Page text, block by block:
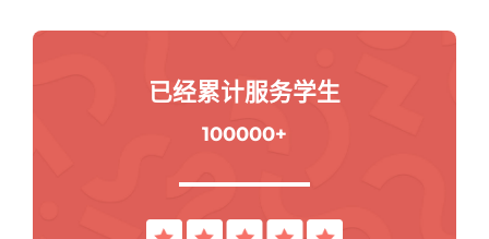
已经累计服务学生
100000+